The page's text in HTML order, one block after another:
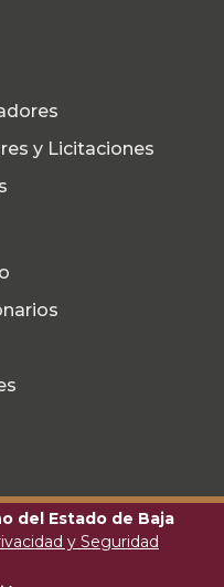
y Licitaciones
del Estado de Baja
y Seguridad